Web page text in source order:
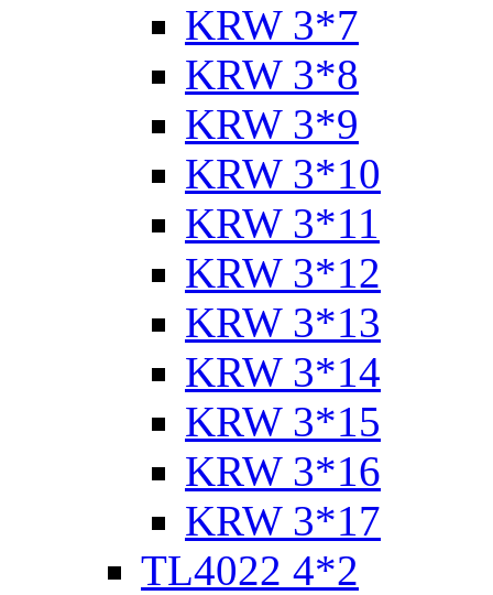
KRW 3*7
KRW 3*8
KRW 3*9
KRW 3*10
KRW 3*11
KRW 3*12
KRW 3*13
KRW 3*14
KRW 3*15
KRW 3*16
KRW 3*17
TL4022 4*2